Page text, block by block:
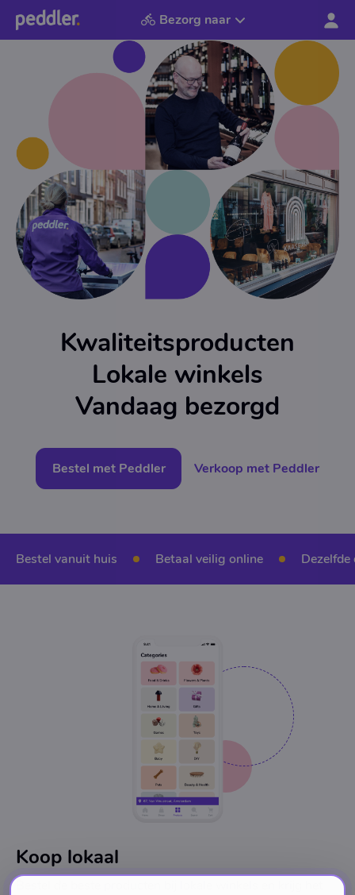
Bezorg naar
Kwaliteitsproducten
Lokale winkels
Vandaag bezorgd
Bestel met Peddler Verkoop met Peddler
Bestel vanuit huis Betaal veilig online
Koop lokaal